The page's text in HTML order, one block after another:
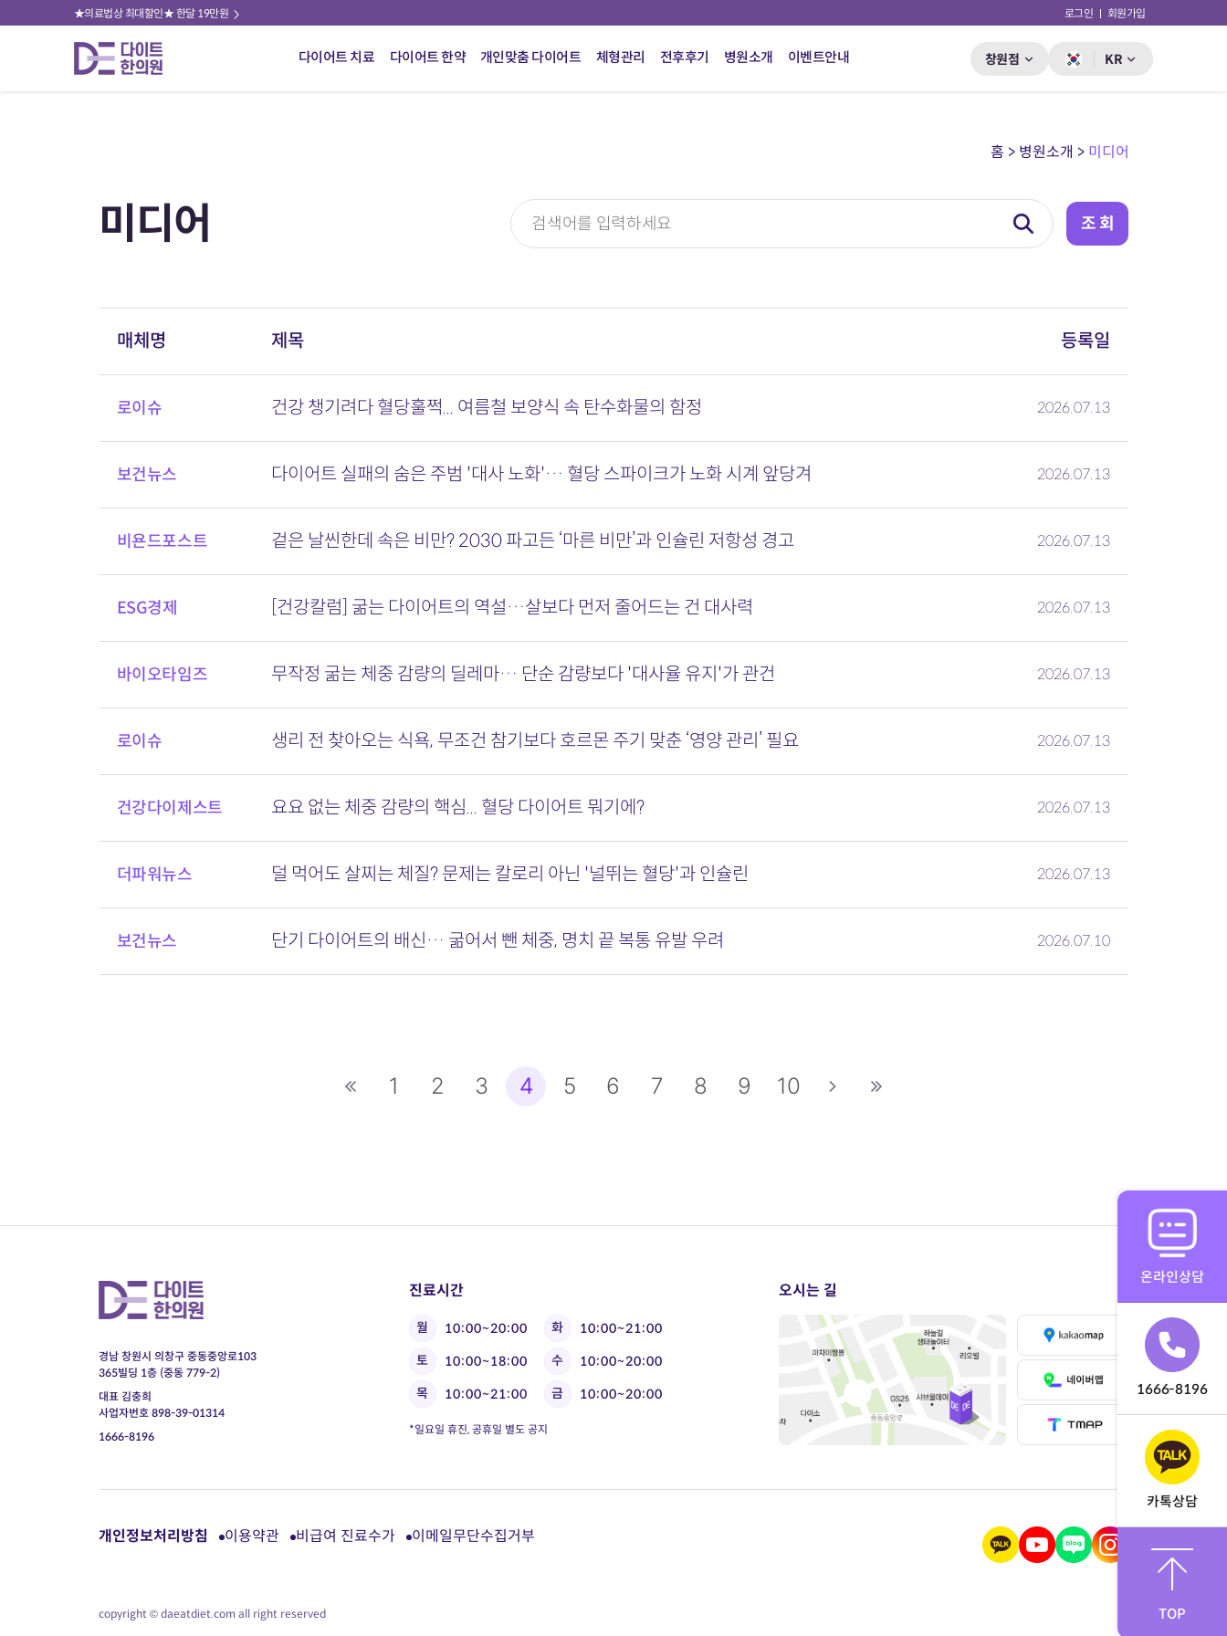
★의료법상 최대할인★ 한달 19만원 로그인 회원가입
다이어트 치료 다이어트 한약 개인맞춤 다이어트 체형관리 전후후기 병원소개 이벤트안내 창원점 KR
홈 > 병원소개 > 미디어
미디어
매체명 제목 등록일
로이슈 건강 챙기려다 혈당훌쩍... 여름철 보양식 속 탄수화물의 함정 2026.07.13
보건뉴스 다이어트 실패의 숨은 주범 '대사 노화'… 혈당 스파이크가 노화 시계 앞당겨 2026.07.13
비욘드포스트 겉은 날씬한데 속은 비만? 2030 파고든 ‘마른 비만’과 인슐린 저항성 경고 2026.07.13
ESG경제 [건강칼럼] 굶는 다이어트의 역설…살보다 먼저 줄어드는 건 대사력 2026.07.13
바이오타임즈 무작정 굶는 체중 감량의 딜레마… 단순 감량보다 '대사율 유지'가 관건 2026.07.13
로이슈 생리 전 찾아오는 식욕, 무조건 참기보다 호르몬 주기 맞춘 ‘영양 관리’ 필요 2026.07.13
건강다이제스트 요요 없는 체중 감량의 핵심... 혈당 다이어트 뭐기에? 2026.07.13
더파워뉴스 덜 먹어도 살찌는 체질? 문제는 칼로리 아닌 '널뛰는 혈당'과 인슐린 2026.07.13
보건뉴스 단기 다이어트의 배신… 굶어서 뺀 체중, 명치 끝 복통 유발 우려 2026.07.10
1 2 3 4 5 6 7 8 9 10
다음 맨끝
경남 창원시 의창구 중동중앙로103
365빌딩 1층 (중동 779-2)
대표 김충희
사업자번호 898-39-01314
1666-8196
진료시간
월 10:00~20:00 화
10:00~21:00
토
10:00~18:00 수
10:00~20:00
목
10:00~21:00 금 10:00~20:00
*일요일 휴진, 공휴일 별도 공지
오시는 길
개인정보처리방침 이용약관 비급여 진료수가 이메일무단수집거부
copyright © daeatdiet.com all right reserved
온라인상담
1666-8196
카톡상담
TOP